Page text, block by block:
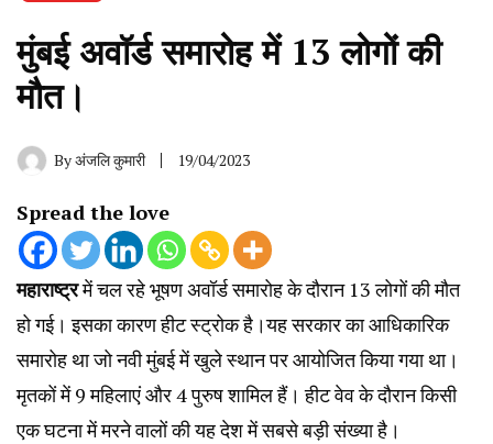
मुंबई अवॉर्ड समारोह में 13 लोगों की
मौत।
Byअंजलि कुमारी 19/04/2023
Spread the love
महाराष्ट्रमें चल रहे भूषण अवॉर्ड समारोह के दौरान 13 लोगों की मौत
हो गई। इसका कारण हीट स्ट्रोक है।यह सरकार का आधिकारिक
समारोह था जो नवी मुंबई में खुले स्थान पर आयोजित किया गया था।
मृतकों में 9 महिलाएं और 4 पुरुष शामिल हैं। हीट वेव के दौरान किसी
एक घटना में मरने वालों की यह देश में सबसे बड़ी संख्या है।